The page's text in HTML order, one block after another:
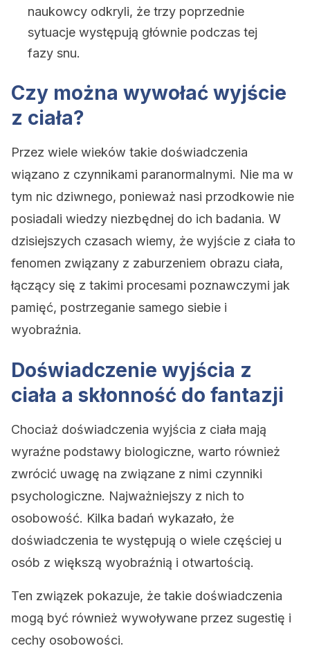
naukowcy odkryli, że trzy poprzednie
sytuacje występują głównie podczas tej
fazy snu.
Czy można wywołać wyjście
z ciała?
Przez wiele wieków takie doświadczenia
wiązano z czynnikami paranormalnymi. Nie ma w
tym nic dziwnego, ponieważ nasi przodkowie nie
posiadali wiedzy niezbędnej do ich badania. W
dzisiejszych czasach wiemy, że wyjście z ciała to
fenomen związany z zaburzeniem obrazu ciała,
łączący się z takimi procesami poznawczymi jak
pamięć, postrzeganie samego siebie i
wyobraźnia.
Doświadczenie wyjścia z
ciała a skłonność do fantazji
Chociaż doświadczenia wyjścia z ciała mają
wyraźne podstawy biologiczne, warto również
zwrócić uwagę na związane z nimi czynniki
psychologiczne. Najważniejszy z nich to
osobowość. Kilka badań wykazało, że
doświadczenia te występują o wiele częściej u
osób z większą wyobraźnią i otwartością.
Ten związek pokazuje, że takie doświadczenia
mogą być również wywoływane przez sugestię i
cechy osobowości.